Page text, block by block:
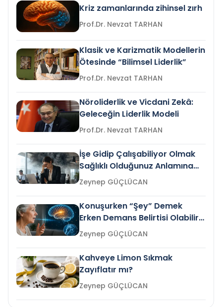
Kriz zamanlarında zihinsel zırh
Prof.Dr. Nevzat TARHAN
Klasik ve Karizmatik Modellerin
Ötesinde “Bilimsel Liderlik”
Prof.Dr. Nevzat TARHAN
Nöroliderlik ve Vicdani Zekâ:
Geleceğin Liderlik Modeli
Prof.Dr. Nevzat TARHAN
İşe Gidip Çalışabiliyor Olmak
Sağlıklı Olduğunuz Anlamına
Gelir mi?Zeynep GÜÇLÜCAN
Konuşurken “Şey” Demek
Erken Demans Belirtisi Olabilir
mi?
Zeynep GÜÇLÜCAN
Kahveye Limon Sıkmak
Zayıflatır mı?
Zeynep GÜÇLÜCAN